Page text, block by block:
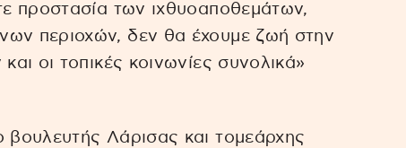
προστασία των ιχθυοαποθεμάτων,
περιοχών, δεν θα έχουμε ζωή στην
οι τοπικές κοινωνίες συνολικά»
βουλευτής Λάρισας και τομεάρχης